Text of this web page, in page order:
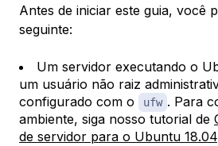
Antes de iniciar este guia, você
seguinte:
Um servidor executando o
um usuário não raiz
configurado com o
ufw . Para
ambiente, siga nosso tutorial de
de servidor para o Ubuntu 18.04